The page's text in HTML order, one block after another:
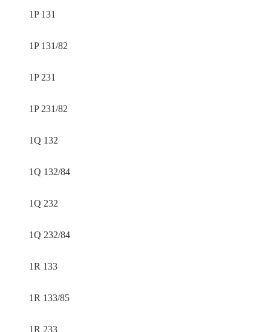
1P 131
1P 131/82
1P 231
1P 231/82
1Q 132
1Q 132/84
1Q 232
1Q 232/84
1R 133
1R 133/85
1R 233